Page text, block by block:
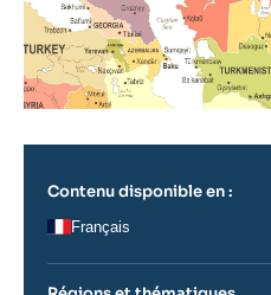
Contenu disponible en :
Français